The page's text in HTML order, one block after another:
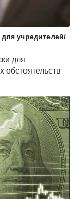
учредителей/
для
обстоятельств